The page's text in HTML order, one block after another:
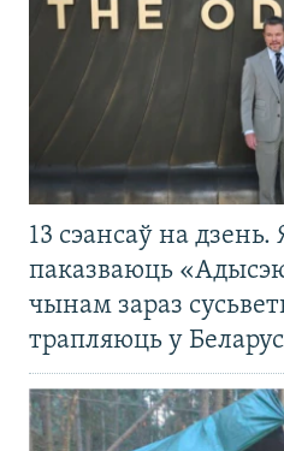
13 сэансаў на
паказваюць
чынам зараз
трапляюць у